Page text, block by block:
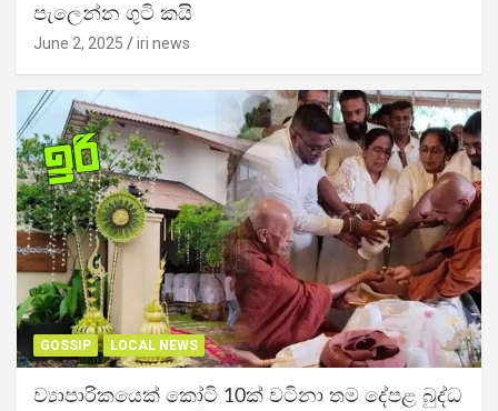
පැලෙන්න ගුටි කයි
June 2, 2025 iri news
GOSSIP LOCAL NEWS
ව්‍යාපාරිකයෙක් කෝටි 10ක් වටිනා තම දේපළ බුද්ධ